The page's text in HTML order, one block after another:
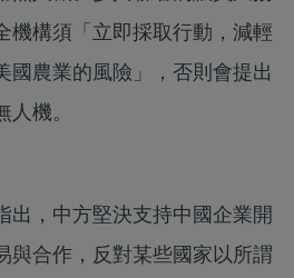
機構須「立即採取行動，減輕
國農業的風險」，否則會提出
機。
出，中方堅決支持中國企業開
與合作，反對某些國家以所謂